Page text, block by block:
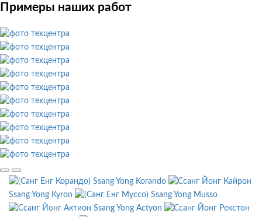
Примеры наших работ
Ssang Yong Korando
Ssang Yong Kyron
Ssang Yong Musso
Ssang Yong Actyon